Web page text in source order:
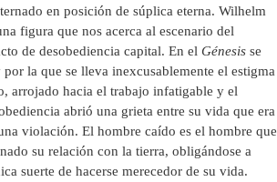
en posición de súplica eterna. Wilhelm
figura que nos acerca al escenario del
de desobediencia capital. En el Génesis se
la que se lleva inexcusablemente el estigma
arrojado hacia el trabajo infatigable y el
abrió una grieta entre su vida que era
violación. El hombre caído es el hombre que
su relación con la tierra, obligándose a
suerte de hacerse merecedor de su vida.